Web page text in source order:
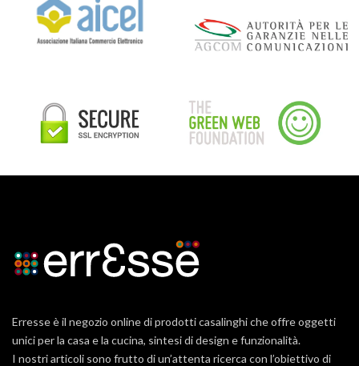
Erresse è il negozio online di prodotti casalinghi che offre oggetti
unici per la casa e la cucina, sintesi di design e funzionalità.
I nostri articoli sono frutto di un’attenta ricerca con l’obiettivo di